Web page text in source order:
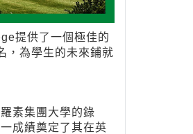
提供了一個極佳的
，為學生的未來鋪就
素集團大學的錄
成績奠定了其在英